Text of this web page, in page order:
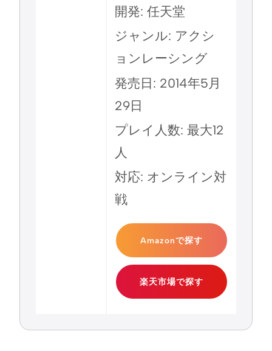
開発: 任天堂
ジャンル: アクシ
ョンレーシング
発売日: 2014年5月
29日
プレイ人数: 最大12
人
対応: オンライン対
戦
Amazonで探す
楽天市場で探す